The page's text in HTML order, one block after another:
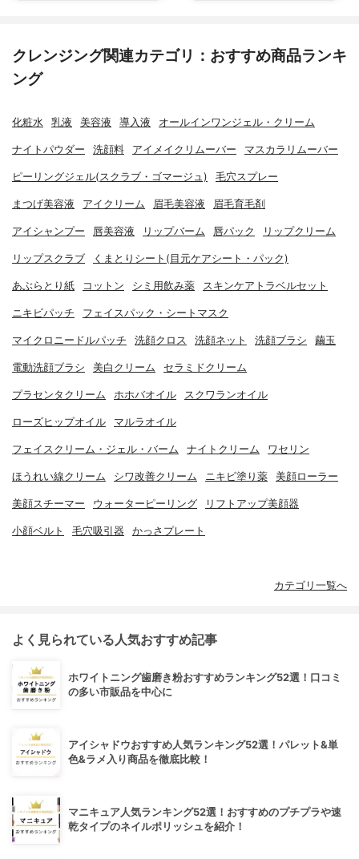
クレンジング関連カテゴリ：おすすめ商品ランキ
ング
化粧水 乳液 美容液 導入液 オールインワンジェル・クリーム
ナイトパウダー 洗顔料 アイメイクリムーバー マスカラリムーバー
ピーリングジェル(スクラブ・ゴマージュ) 毛穴スプレー
まつげ美容液 アイクリーム 眉毛美容液 眉毛育毛剤
アイシャンプー 唇美容液 リップバーム 唇パック リップクリーム
リップスクラブ くまとりシート(目元ケアシート・パック)
あぶらとり紙 コットン シミ用飲み薬 スキンケアトラベルセット
ニキビパッチ フェイスパック・シートマスク
マイクロニードルパッチ 洗顔クロス 洗顔ネット 洗顔ブラシ 繭玉
電動洗顔ブラシ 美白クリーム セラミドクリーム
プラセンタクリーム ホホバオイル スクワランオイル
ローズヒップオイル マルラオイル
フェイスクリーム・ジェル・バーム ナイトクリーム ワセリン
ほうれい線クリーム シワ改善クリーム ニキビ塗り薬 美顔ローラー
美顔スチーマー ウォーターピーリング リフトアップ美顔器
小顔ベルト 毛穴吸引器 かっさプレート
カテゴリ一覧へ
よく見られている人気おすすめ記事
ホワイトニング歯磨き粉おすすめランキング52選！口コミ
の多い市販品を中心に
アイシャドウおすすめ人気ランキング52選！パレット&単
色&ラメ入り商品を徹底比較！
マニキュア人気ランキング52選！おすすめのプチプラや速
乾タイプのネイルポリッシュを紹介！